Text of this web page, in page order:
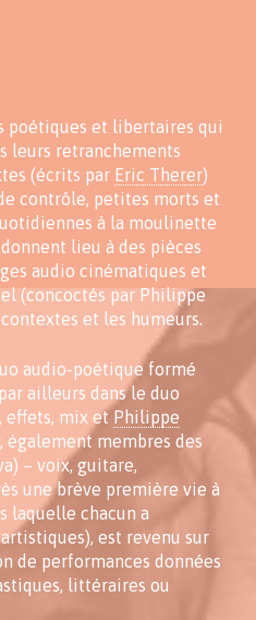
poétiques et libertaires qui
leurs retranchements
(écrits par Eric Therer)
contrôle, petites morts et
à la moulinette
lieu à des pièces
audio cinématiques et
(concoctés par Philippe
et les humeurs.
audio-poétique formé
ailleurs dans le duo
effets, mix et Philippe
, également membres des
– voix, guitare,
une brève première vie à
laquelle chacun a
est revenu sur
de performances données
littéraires ou